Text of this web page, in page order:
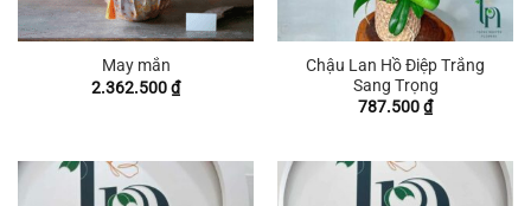
May mắn
2.362.500₫
Chậu Lan Hồ Điệp Trắng
Sang Trọng
787.500₫